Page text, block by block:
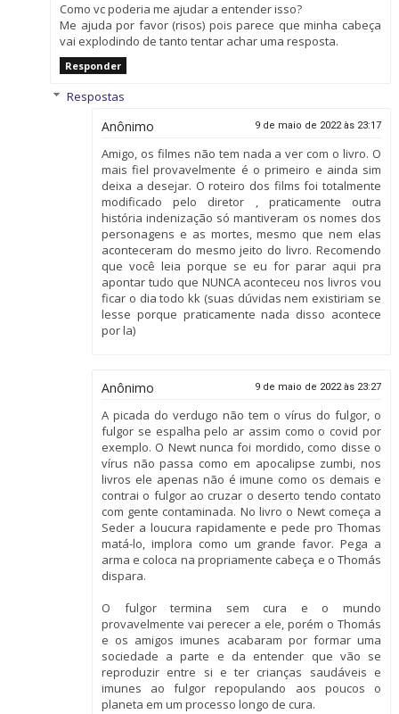
Como vc poderia me ajudar a entender isso?
Me ajuda por favor (risos) pois parece que minha cabeça
vai explodindo de tanto tentar achar uma resposta.
Responder
Respostas
Anônimo 9 de maio de 2022 às 23:17
Amigo, os filmes não tem nada a ver com o livro. O
mais fiel provavelmente é o primeiro e ainda sim
deixa a desejar. O roteiro dos films foi totalmente
modificado pelo diretor , praticamente outra
história indenização só mantiveram os nomes dos
personagens e as mortes, mesmo que nem elas
aconteceram do mesmo jeito do livro. Recomendo
que você leia porque se eu for parar aqui pra
apontar tudo que NUNCA aconteceu nos livros vou
ficar o dia todo kk (suas dúvidas nem existiriam se
lesse porque praticamente nada disso acontece
por la)
Anônimo 9 de maio de 2022 às 23:27
A picada do verdugo não tem o vírus do fulgor, o
fulgor se espalha pelo ar assim como o covid por
exemplo. O Newt nunca foi mordido, como disse o
vírus não passa como em apocalipse zumbi, nos
livros ele apenas não é imune como os demais e
contrai o fulgor ao cruzar o deserto tendo contato
com gente contaminada. No livro o Newt começa a
Seder a loucura rapidamente e pede pro Thomas
matá-lo, implora como um grande favor. Pega a
arma e coloca na propriamente cabeça e o Thomás
dispara.
O fulgor termina sem cura e o mundo
provavelmente vai perecer a ele, porém o Thomás
e os amigos imunes acabaram por formar uma
sociedade a parte e da entender que vão se
reproduzir entre si e ter crianças saudáveis e
imunes ao fulgor repopulando aos poucos o
planeta em um processo longo de cura.